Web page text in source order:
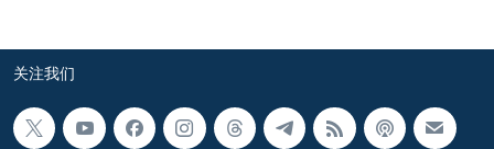
关注我们